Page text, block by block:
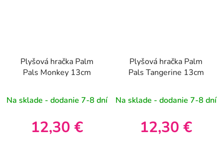
Plyšová hračka Palm
Pals Monkey 13cm
Na sklade - dodanie 7-8 dní
12,30 €
Plyšová hračka Palm
Pals Tangerine 13cm
Na sklade - dodanie 7-8 dní
12,30 €